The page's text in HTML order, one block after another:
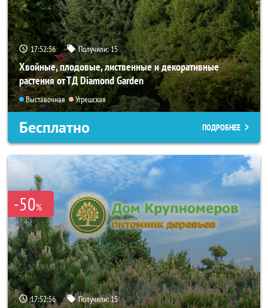
17:52:55 Получили:15
Хвойные, плодовые, лиственные и декоративные
растения от ТД Diamond Garden
Выставочная Угрешская
Бесплатно ПОДРОБНЕЕ
-50%
17:52:55 Получили:15